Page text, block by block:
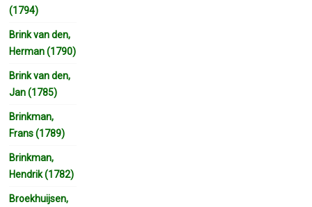
(1794)
Brink van den,
Herman (1790)
Brink van den,
Jan (1785)
Brinkman,
Frans (1789)
Brinkman,
Hendrik (1782)
Broekhuijsen,